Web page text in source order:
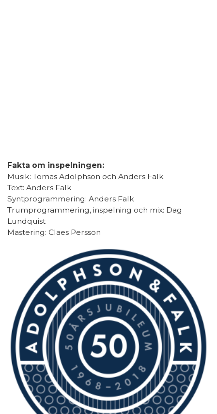
Fakta om inspelningen:
Musik: Tomas Adolphson och Anders Falk
Text: Anders Falk
Syntprogrammering: Anders Falk
Trumprogrammering, inspelning och mix: Dag
Lundquist
Mastering: Claes Persson